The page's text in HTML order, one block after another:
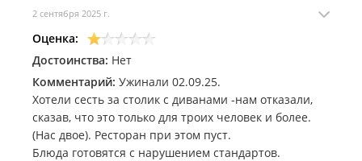
2 сентября 2025 г.
Оценка:
Достоинства: Нет
Комментарий: Ужинали 02.09.25.
Хотели сесть за столик с диванами -нам отказали,
сказав, что это только для троих человек и более.
(Нас двое). Ресторан при этом пуст.
Блюда готовятся с нарушением стандартов.